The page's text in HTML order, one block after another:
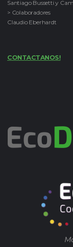
Santiago Bussetti y
> Colaboradores
Claudio Eberhardt
CONTACTANOS!